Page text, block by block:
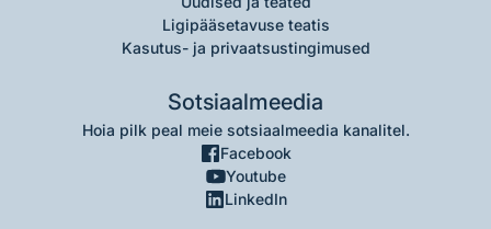
Ligipääsetavuse teatis
Kasutus- ja privaatsustingimused
Sotsiaalmeedia
Hoia pilk peal meie sotsiaalmeedia kanalitel.
Facebook
Youtube
LinkedIn